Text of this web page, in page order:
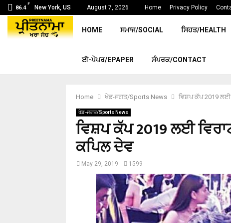
86.4
F
New York, US August 7, 2026 Home Privacy Policy
HOME ਸਮਾਜ/SOCIAL ਸਿਹਤ/HEALTH
ਈ-ਪੇਪਰ/EPAPER ਸੰਪਰਕ/CONTACT
Home ਖੇਡ-ਜਗਤ/Sports News ਵਿਸ਼ਪ ਕੱਪ 2019 ਲਈ
ਖੇਡ-ਜਗਤ/Sports News
ਵਿਸ਼ਪ ਕੱਪ 2019 ਲਈ
ਕਪਿਲ ਦੇਵ
May 29, 2019 1599